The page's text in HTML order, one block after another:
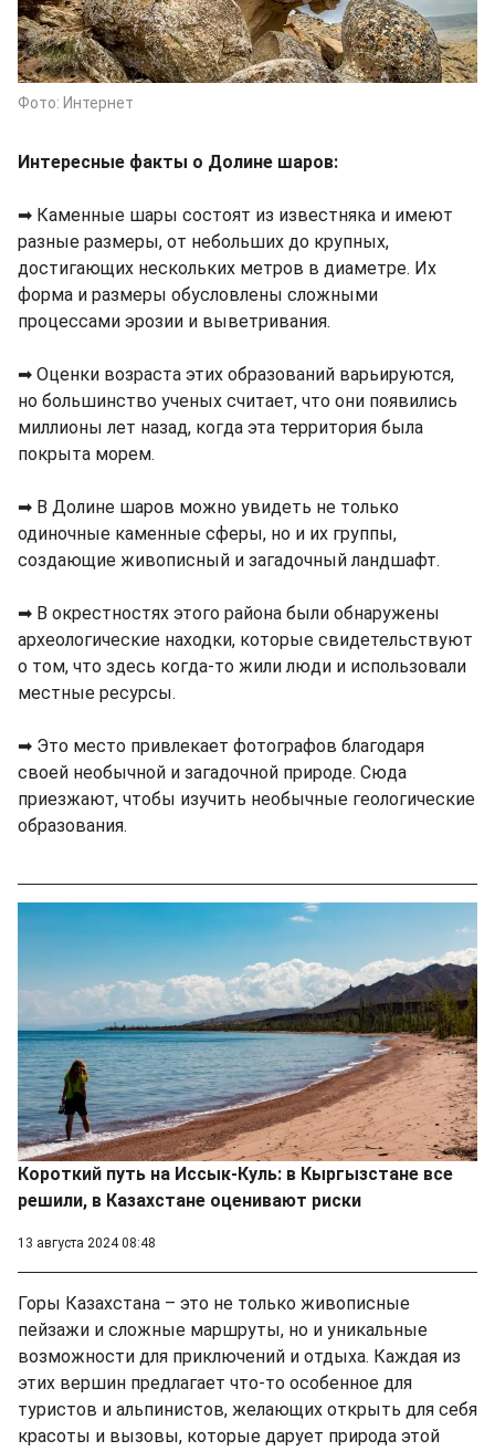
Фото: Интернет
Интересные факты о Долине шаров:
➡ Каменные шары состоят из известняка и имеют
разные размеры, от небольших до крупных,
достигающих нескольких метров в диаметре. Их
форма и размеры обусловлены сложными
процессами эрозии и выветривания.
➡ Оценки возраста этих образований варьируются,
но большинство ученых считает, что они появились
миллионы лет назад, когда эта территория была
покрыта морем.
➡ В Долине шаров можно увидеть не только
одиночные каменные сферы, но и их группы,
создающие живописный и загадочный ландшафт.
➡ В окрестностях этого района были обнаружены
археологические находки, которые свидетельствуют
о том, что здесь когда-то жили люди и использовали
местные ресурсы.
➡ Это место привлекает фотографов благодаря
своей необычной и загадочной природе. Сюда
приезжают, чтобы изучить необычные геологические
образования.
Короткий путь на Иссык-Куль: в Кыргызстане все
решили, в Казахстане оценивают риски
13 августа 2024 08:48
Горы Казахстана – это не только живописные
пейзажи и сложные маршруты, но и уникальные
возможности для приключений и отдыха. Каждая из
этих вершин предлагает что-то особенное для
туристов и альпинистов, желающих открыть для себя
красоты и вызовы, которые дарует природа этой